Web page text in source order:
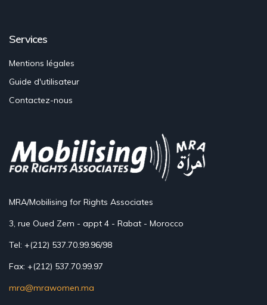
Services
Mentions légales
Guide d'utilisateur
Contactez-nous
MRA/Mobilising for Rights Associates
3, rue Oued Zem - appt 4 - Rabat - Morocco
Tel: +(212) 537.70.99.96/98
Fax: +(212) 537.70.99.97
mra@mrawomen.ma